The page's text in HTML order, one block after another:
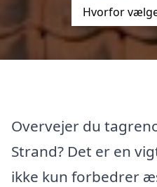
Hvorfor
Overvejer du
Strand? Det er en
ikke kun forbedrer